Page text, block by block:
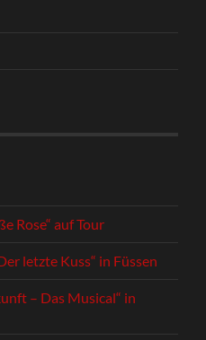
Rose“ auf Tour
letzte Kuss“ in Füssen
– Das Musical“ in